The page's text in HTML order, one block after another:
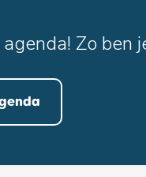
Zo ben